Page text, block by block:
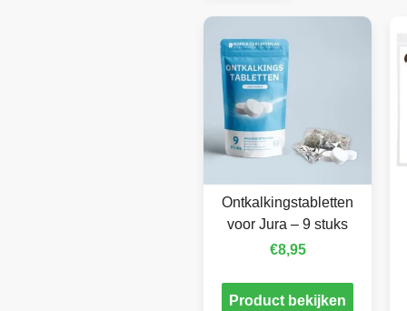
Ontkalkingstabletten
voor Jura – 9 stuks
€8,95
Product bekijken